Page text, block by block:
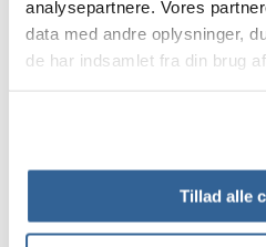
analysepartnere. Vores
data med andre oplysninger,
de har indsamlet fra din brug
Tillad alle
Kinyarwandan
Kirundi
Kroatisk
Lingala
Lunda